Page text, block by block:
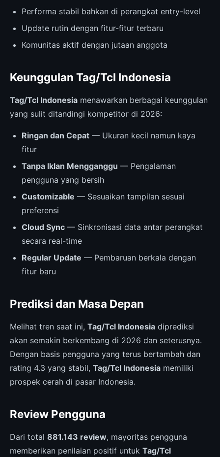
Performa stabil bahkan di perangkat entry-level
Update rutin dengan fitur-fitur terbaru
Komunitas aktif dengan jutaan anggota
Keunggulan Tag/Tcl Indonesia
Tag/Tcl Indonesia menawarkan berbagai keunggulan
yang sulit ditandingi kompetitor di 2026:
Ringan dan Cepat — Ukuran kecil namun kaya
fitur
Tanpa Iklan Mengganggu — Pengalaman
pengguna yang bersih
Customizable — Sesuaikan tampilan sesuai
preferensi
Cloud Sync — Sinkronisasi data antar perangkat
secara real-time
Regular Update — Pembaruan berkala dengan
fitur baru
Prediksi dan Masa Depan
Melihat tren saat ini, Tag/Tcl Indonesia diprediksi
akan semakin berkembang di 2026 dan seterusnya.
Dengan basis pengguna yang terus bertambah dan
rating 4.3 yang stabil, Tag/Tcl Indonesia memiliki
prospek cerah di pasar Indonesia.
Review Pengguna
Dari total 881.143 review, mayoritas pengguna
memberikan penilaian positif untuk Tag/Tcl